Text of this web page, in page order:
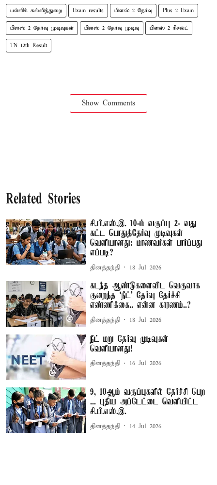
பள்ளிக் கல்வித்துறை Exam results பிளஸ் 2 தேர்வு Plus 2 Exam
பிளஸ் 2 தேர்வு முடிவுகள் பிளஸ் 2 தேர்வு முடிவு பிளஸ் 2 ரிசல்ட்
TN 12th Result
Show Comments
Related Stories
சி.பி.எஸ்.இ. 10-ம் வகுப்பு 2- வது
கட்ட பொதுத்தேர்வு முடிவுகள்
வெளியானது: மாணவர்கள் பார்ப்பது
எப்படி?
தினத்தந்தி 18 Jul 2026
கடந்த ஆண்டுகளைவிட வெகுவாக
குறைந்த ‘நீட்’ தேர்வு தேர்ச்சி
எண்ணிக்கை.. என்ன காரணம்..?
தினத்தந்தி 18 Jul 2026
நீட் மறு தேர்வு முடிவுகள்
வெளியானது!
தினத்தந்தி 16 Jul 2026
9, 10ஆம் வகுப்புகளில் தேர்ச்சி பெற
... புதிய அப்டேட்டை வெளியிட்ட
சி.பி.எஸ்.இ.
தினத்தந்தி 14 Jul 2026